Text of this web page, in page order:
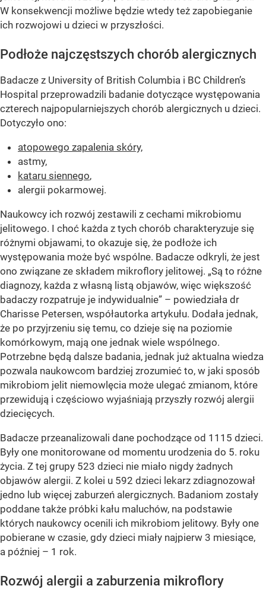
W konsekwencji możliwe będzie wtedy też zapobieganie
ich rozwojowi u dzieci w przyszłości.
Podłoże najczęstszych chorób alergicznych
Badacze z University of British Columbia i BC Children’s
Hospital przeprowadzili badanie dotyczące występowania
czterech najpopularniejszych chorób alergicznych u dzieci.
Dotyczyło ono:
atopowego zapalenia skóry,
astmy,
kataru siennego,
alergii pokarmowej.
Naukowcy ich rozwój zestawili z cechami mikrobiomu
jelitowego. I choć każda z tych chorób charakteryzuje się
różnymi objawami, to okazuje się, że podłoże ich
występowania może być wspólne. Badacze odkryli, że jest
ono związane ze składem mikroflory jelitowej. „Są to różne
diagnozy, każda z własną listą objawów, więc większość
badaczy rozpatruje je indywidualnie” – powiedziała dr
Charisse Petersen, współautorka artykułu. Dodała jednak,
że po przyjrzeniu się temu, co dzieje się na poziomie
komórkowym, mają one jednak wiele wspólnego.
Potrzebne będą dalsze badania, jednak już aktualna wiedza
pozwala naukowcom bardziej zrozumieć to, w jaki sposób
mikrobiom jelit niemowlęcia może ulegać zmianom, które
przewidują i częściowo wyjaśniają przyszły rozwój alergii
dziecięcych.
Badacze przeanalizowali dane pochodzące od 1115 dzieci.
Były one monitorowane od momentu urodzenia do 5. roku
życia. Z tej grupy 523 dzieci nie miało nigdy żadnych
objawów alergii. Z kolei u 592 dzieci lekarz zdiagnozował
jedno lub więcej zaburzeń alergicznych. Badaniom zostały
poddane także próbki kału maluchów, na podstawie
których naukowcy ocenili ich mikrobiom jelitowy. Były one
pobierane w czasie, gdy dzieci miały najpierw 3 miesiące,
a później – 1 rok.
Rozwój alergii a zaburzenia mikroflory